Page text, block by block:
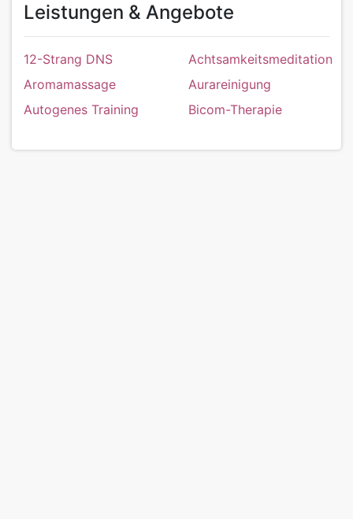
Leistungen & Angebote
12-Strang DNS
Achtsamkeitsmeditation
Aromamassage
Aurareinigung
Autogenes Training
Bicom-Therapie